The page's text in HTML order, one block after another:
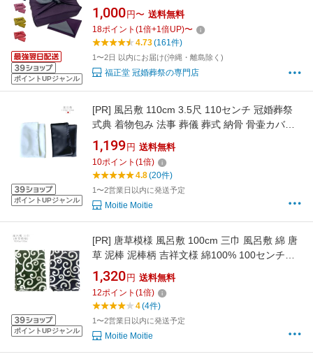
ポイントUPジャンル
大判風呂敷 おしゃれ furoshiki お弁当 包み 和柄
着物つつみ たとう紙 晴れ着 着物包み お昼寝布
団 着付け 布団包み 収納 埃除け 持ち運び 防災
1,000 円〜 送料無料
18ポイント (1倍+1倍UP)〜
4.73(161件)
1〜2日 以内にお届け(沖縄・離島除く)
福正堂 冠婚葬祭の専門店
ポイントUPジャンル
[PR] 風呂敷 110cm 3.5尺 110センチ 冠婚葬祭
式典 着物包み 法事 葬儀 葬式 納骨 骨壷カバー
ふろしき 白 黒 ホワイト ブラック ポリエステル
大判 無地
1,199 円 送料無料
10ポイント (1倍)
4.8(20件)
1〜2営業日以内に発送予定
Moitie Moitie
ポイントUPジャンル
[PR] 唐草模様 風呂敷 100cm 三巾 風呂敷 綿 唐
草 泥棒 泥棒柄 吉祥文様 綿100% 100センチ
100c ふろしき 大判 唐草風呂敷
1,320 円 送料無料
12ポイント (1倍)
4(4件)
1〜2営業日以内に発送予定
Moitie Moitie